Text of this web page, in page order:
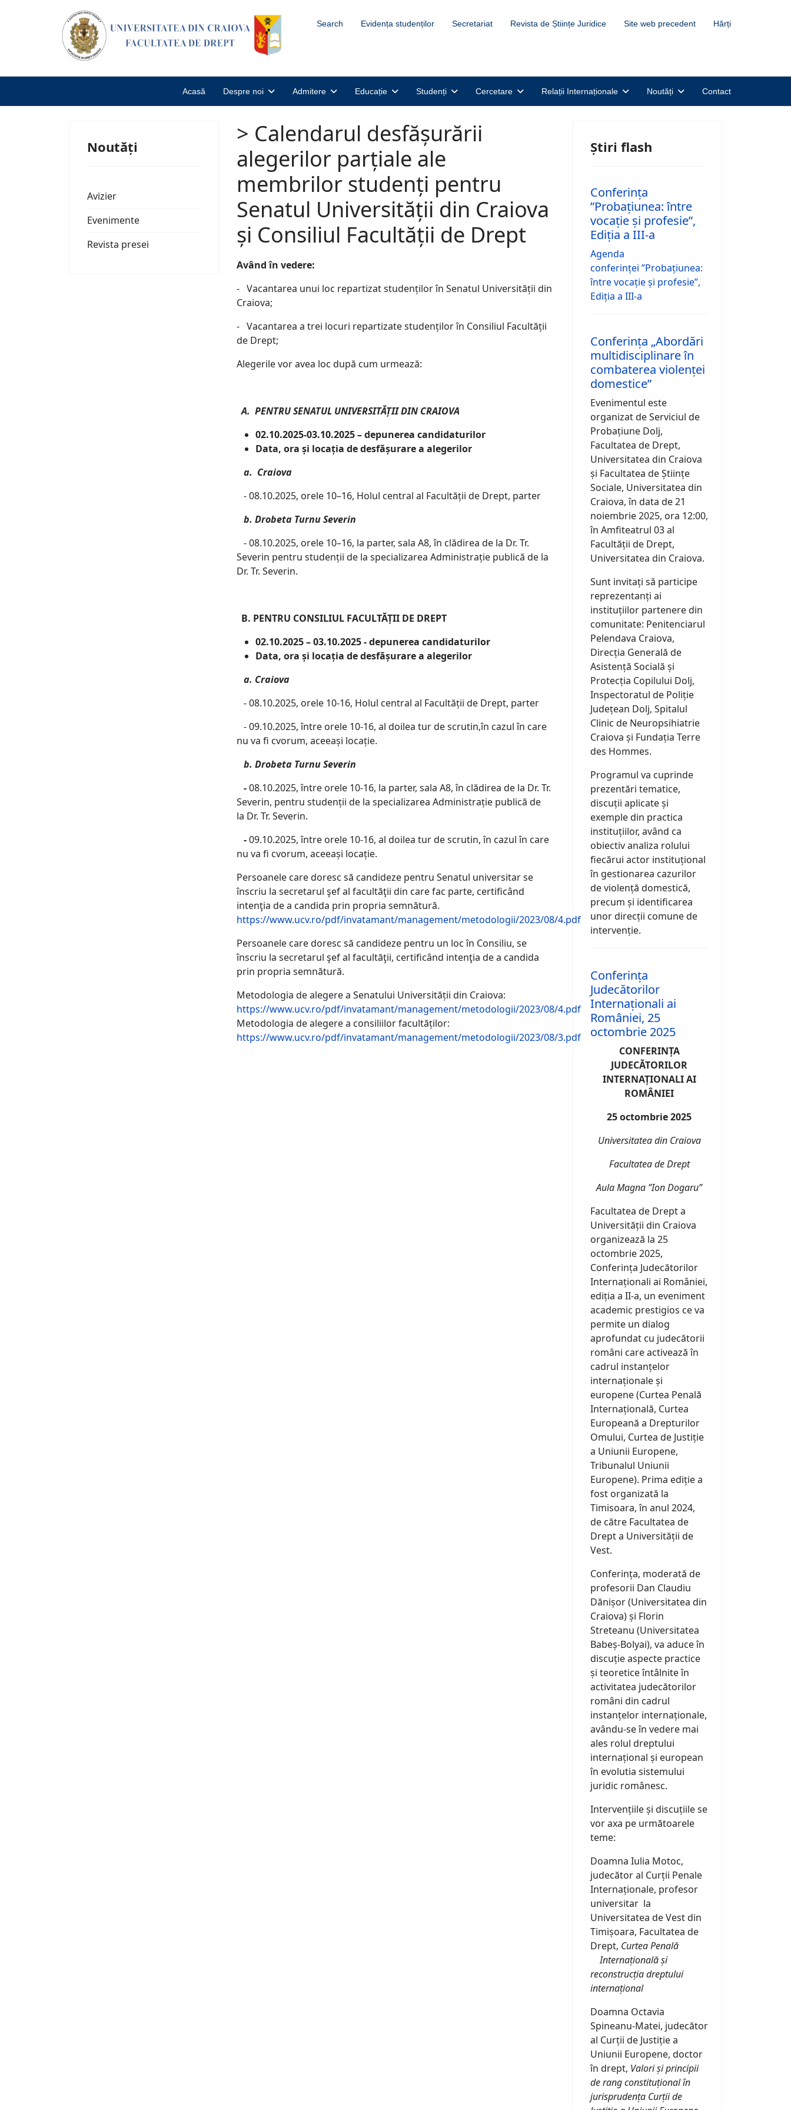
Search Evidența studenților Secretariat Revista de Științe Juridice Site web precedent Hărți
Acasă Despre noi Admitere Educație Studenți Cercetare Relații Internaționale Noutăți Contact
Noutăți
Avizier
Evenimente
Revista presei
> Calendarul desfășurării
alegerilor parțiale ale
membrilor studenți pentru
Senatul Universității din Craiova
și Consiliul Facultății de Drept
Având în vedere:
- Vacantarea unui loc repartizat studenților în Senatul Universității din
Craiova;
- Vacantarea a trei locuri repartizate studenților în Consiliul Facultății
de Drept;
Alegerile vor avea loc după cum urmează:
A. PENTRU SENATUL UNIVERSITĂȚII DIN CRAIOVA
02.10.2025-03.10.2025 – depunerea candidaturilor
Data, ora și locația de desfășurare a alegerilor
a. Craiova
- 08.10.2025, orele 10–16, Holul central al Facultății de Drept, parter
b. Drobeta Turnu Severin
- 08.10.2025, orele 10–16, la parter, sala A8, în clădirea de la Dr. Tr.
Severin pentru studenții de la specializarea Administrație publică de la
Dr. Tr. Severin.
B. PENTRU CONSILIUL FACULTĂȚII DE DREPT
02.10.2025 – 03.10.2025 - depunerea candidaturilor
Data, ora și locația de desfășurare a alegerilor
a. Craiova
- 08.10.2025, orele 10-16, Holul central al Facultății de Drept, parter
- 09.10.2025, între orele 10-16, al doilea tur de scrutin,în cazul în care
nu va fi cvorum, aceeași locație.
b. Drobeta Turnu Severin
-08.10.2025, între orele 10-16, la parter, sala A8, în clădirea de la Dr. Tr.
Severin, pentru studenții de la specializarea Administrație publică de
la Dr. Tr. Severin.
-09.10.2025, între orele 10-16, al doilea tur de scrutin, în cazul în care
nu va fi cvorum, aceeași locație.
Persoanele care doresc să candideze pentru Senatul universitar se
înscriu la secretarul şef al facultăţii din care fac parte, certificând
intenţia de a candida prin propria semnătură.
https://www.ucv.ro/pdf/invatamant/management/metodologii/2023/08/4.pdf
Persoanele care doresc să candideze pentru un loc în Consiliu, se
înscriu la secretarul şef al facultăţii, certificând intenţia de a candida
prin propria semnătură.
Metodologia de alegere a Senatului Universității din Craiova:
https://www.ucv.ro/pdf/invatamant/management/metodologii/2023/08/4.pdf
Metodologia de alegere a consiliilor facultăților:
https://www.ucv.ro/pdf/invatamant/management/metodologii/2023/08/3.pdf
Știri flash
Conferința
”Probațiunea: între
vocație și profesie”,
Ediția a III-a
Agenda
conferinței ”Probațiunea:
între vocație și profesie”,
Ediția a III-a
Conferința „Abordări
multidisciplinare în
combaterea violenței
domestice”
Evenimentul este
organizat de Serviciul de
Probațiune Dolj,
Facultatea de Drept,
Universitatea din Craiova
și Facultatea de Științe
Sociale, Universitatea din
Craiova, în data de 21
noiembrie 2025, ora 12:00,
în Amfiteatrul 03 al
Facultății de Drept,
Universitatea din Craiova.
Sunt invitați să participe
reprezentanți ai
instituțiilor partenere din
comunitate: Penitenciarul
Pelendava Craiova,
Direcția Generală de
Asistență Socială și
Protecția Copilului Dolj,
Inspectoratul de Poliție
Județean Dolj, Spitalul
Clinic de Neuropsihiatrie
Craiova și Fundația Terre
des Hommes.
Programul va cuprinde
prezentări tematice,
discuții aplicate și
exemple din practica
instituțiilor, având ca
obiectiv analiza rolului
fiecărui actor instituțional
în gestionarea cazurilor
de violență domestică,
precum și identificarea
unor direcții comune de
intervenție.
Conferința
Judecătorilor
Internaționali ai
României, 25
octombrie 2025
CONFERINȚA
JUDECĂTORILOR
INTERNAȚIONALI AI
ROMÂNIEI
25 octombrie 2025
Universitatea din Craiova
Facultatea de Drept
Aula Magna ”Ion Dogaru”
Facultatea de Drept a
Universității din Craiova
organizează la 25
octombrie 2025,
Conferința Judecătorilor
Internaționali ai României,
ediția a II-a, un eveniment
academic prestigios ce va
permite un dialog
aprofundat cu judecătorii
români care activează în
cadrul instanțelor
internaționale și
europene (Curtea Penală
Internațională, Curtea
Europeană a Drepturilor
Omului, Curtea de Justiție
a Uniunii Europene,
Tribunalul Uniunii
Europene). Prima ediție a
fost organizată la
Timisoara, în anul 2024,
de către Facultatea de
Drept a Universității de
Vest.
Conferința, moderată de
profesorii Dan Claudiu
Dănișor (Universitatea din
Craiova) și Florin
Streteanu (Universitatea
Babeș-Bolyai), va aduce în
discuție aspecte practice
și teoretice întâlnite în
activitatea judecătorilor
români din cadrul
instanțelor internaționale,
avându-se în vedere mai
ales rolul dreptului
internațional și european
în evolutia sistemului
juridic românesc.
Intervențiile și discuțiile se
vor axa pe următoarele
teme:
Doamna Iulia Motoc,
judecător al Curții Penale
Internaționale, profesor
universitar la
Universitatea de Vest din
Timișoara, Facultatea de
Drept, Curtea Penală
Internațională și
reconstrucția dreptului
internațional
Doamna Octavia
Spineanu-Matei, judecător
al Curții de Justiție a
Uniunii Europene, doctor
în drept, Valori și principii
de rang constituțional în
jurisprudența Curții de